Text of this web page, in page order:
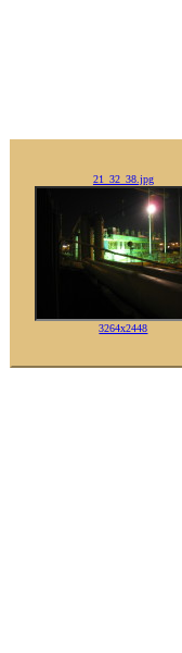
21_32_38.jpg
3264x2448